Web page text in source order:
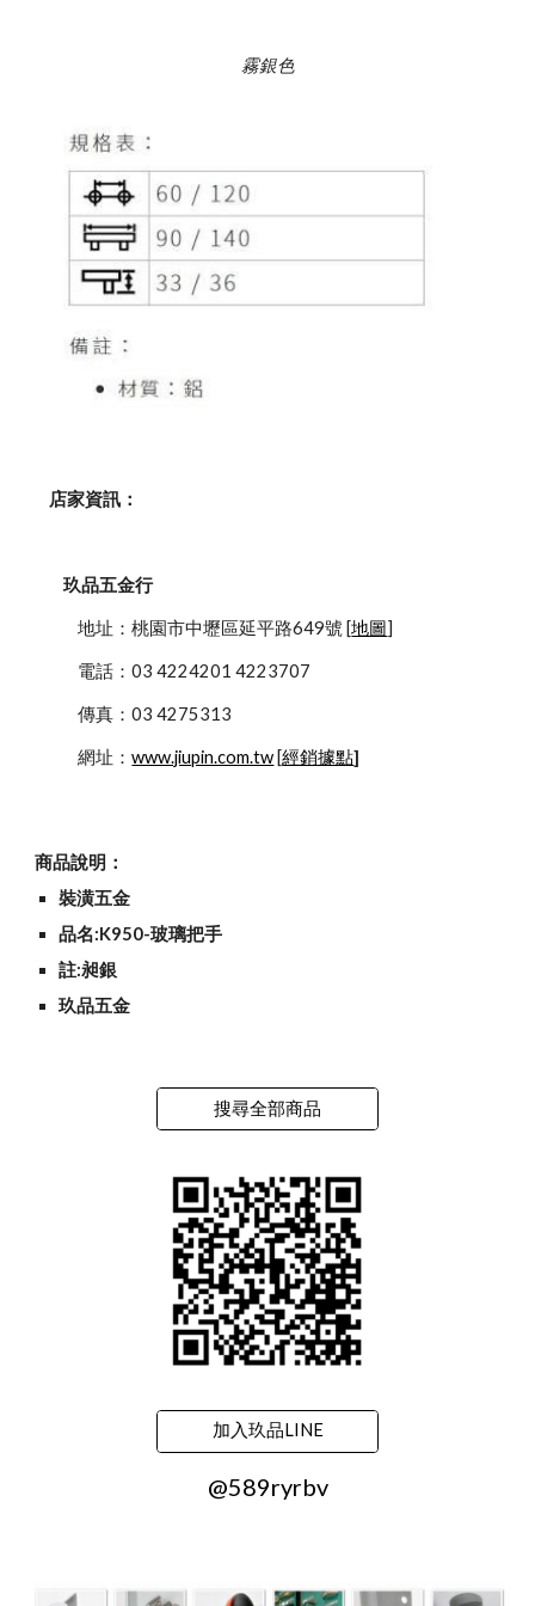
霧銀色
    店家資訊：
玖品五金行
            地址：桃園市中壢區延平路649號 [
地圖]
            電話：03 4224201 4223707
            傳真：03 4275313
            網址：
www.jiupin.com.tw [經銷據點]
商品說明：
裝潢五金
品名:K950-玻璃把手
註:昶銀
玖品五金
搜尋全部商品
加入玖品LINE
@589ryrbv